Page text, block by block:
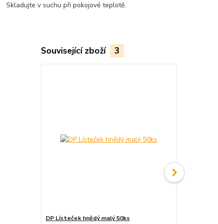
Skladujte v suchu při pokojové teplotě.
Související zboží 3
DP Lísteček hnědý malý 50ks